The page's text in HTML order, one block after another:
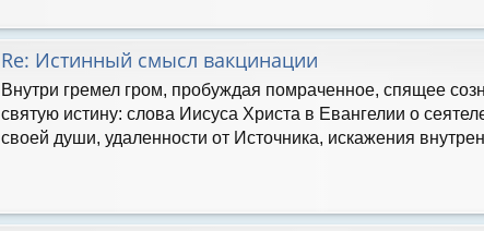
Re: Истинный смысл вакцинации
Внутри гремел гром, пробуждая помраченное, спящее
святую истину: слова Иисуса Христа в Евангелии о
своей души, удаленности от Источника, искажения